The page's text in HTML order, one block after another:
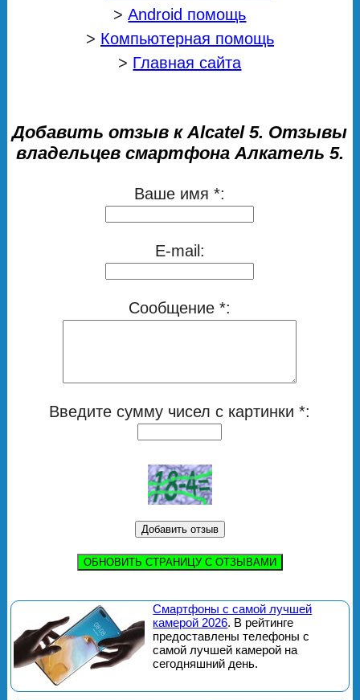
>Android помощь
> Компьютерная помощь
> Главная сайта
Добавить отзыв к Alcatel 5. Отзывы
владельцев смартфона Алкатель 5.
Ваше имя *:
E-mail:
Сообщение *:
Введите сумму чисел с картинки *:
ОБНОВИТЬ СТРАНИЦУ С ОТЗЫВАМИ
Смартфоны с самой лучшей
камерой 2026. В рейтинге
предоставлены телефоны с
самой лучшей камерой на
сегодняшний день.